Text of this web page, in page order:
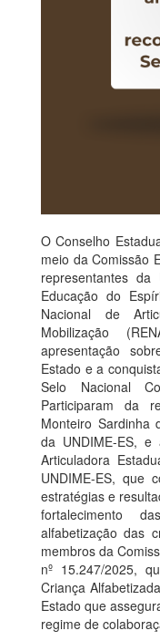
O Conselho
meio da Comissão
representantes
Educação do
Nacional de
Mobilização
apresentação
Estado e a
Selo Nacional
Participaram da
Monteiro Sardinha
da UNDIME-ES, e
Articuladora
UNDIME-ES, que
estratégias e
fortalecimento
alfabetização das
membros da
nº 15.247/2025,
Criança
Estado que
regime de